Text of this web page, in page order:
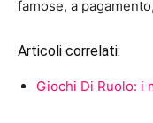
famose, a
Articoli correlati:
Giochi Di Ruolo: i